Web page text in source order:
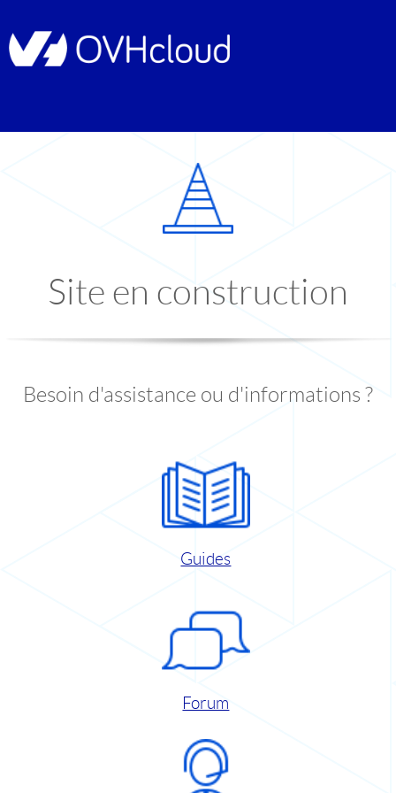
Site en construction
Besoin d'assistance ou d'informations ?
Guides
Forum